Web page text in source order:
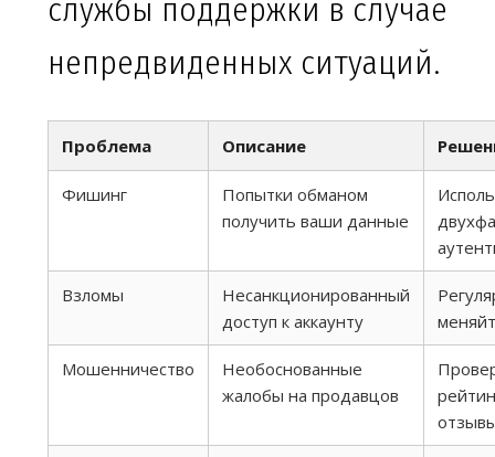
службы поддержки в случае
непредвиденных ситуаций.
Проблема Описание
Фишинг
Попытки обманом
получить ваши данные
Взломы
Несанкционированный
доступ к аккаунту
Мошенничество
Необоснованные
жалобы на продавцов